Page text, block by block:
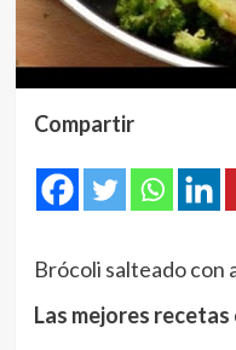
Compartir
Brócoli salteado con
Las mejores